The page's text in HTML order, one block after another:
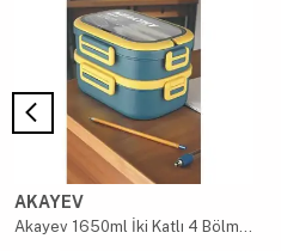
AKAYEV
Akayev 1650ml İki Katlı 4 Bölmeli Çelik Yemek Kabı Mavi